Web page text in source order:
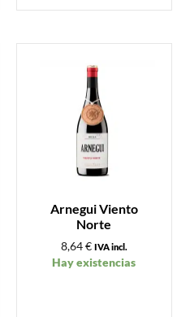
Arnegui Viento
Norte
8,64€ IVA incl.
Hay existencias